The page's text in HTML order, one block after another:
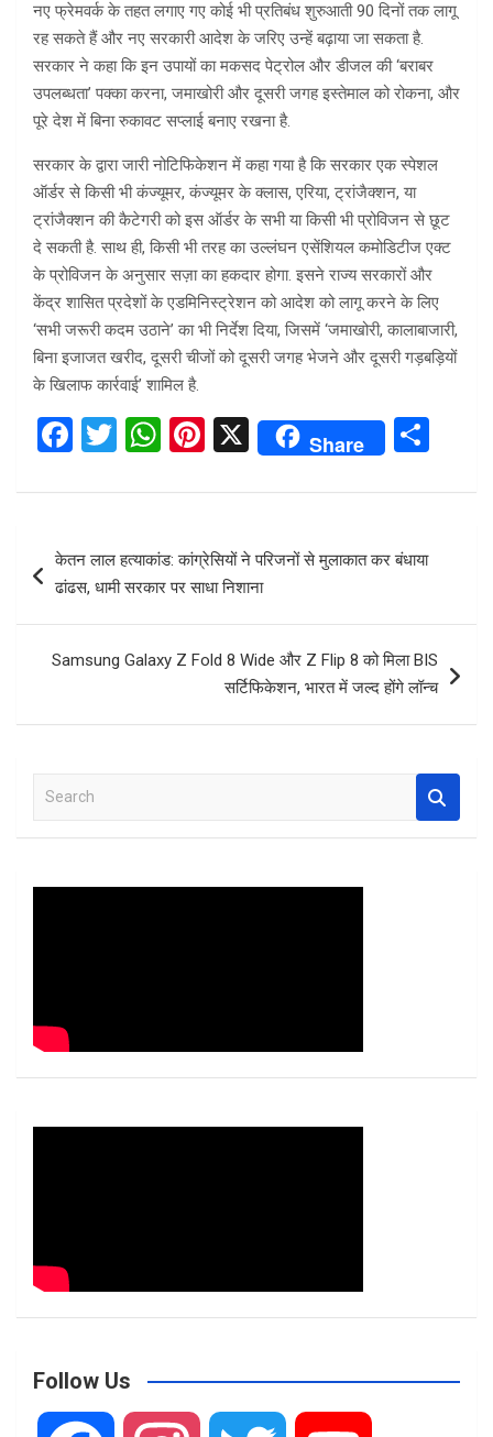
नए फ्रेमवर्क के तहत लगाए गए कोई भी प्रतिबंध शुरुआती 90 दिनों तक लागू
रह सकते हैं और नए सरकारी आदेश के जरिए उन्हें बढ़ाया जा सकता है.
सरकार ने कहा कि इन उपायों का मकसद पेट्रोल और डीजल की ‘बराबर
उपलब्धता’ पक्का करना, जमाखोरी और दूसरी जगह इस्तेमाल को रोकना, और
पूरे देश में बिना रुकावट सप्लाई बनाए रखना है.
सरकार के द्वारा जारी नोटिफिकेशन में कहा गया है कि सरकार एक स्पेशल
ऑर्डर से किसी भी कंज्यूमर, कंज्यूमर के क्लास, एरिया, ट्रांजैक्शन, या
ट्रांजैक्शन की कैटेगरी को इस ऑर्डर के सभी या किसी भी प्रोविजन से छूट
दे सकती है. साथ ही, किसी भी तरह का उल्लंघन एसेंशियल कमोडिटीज एक्ट
के प्रोविजन के अनुसार सज़ा का हकदार होगा. इसने राज्य सरकारों और
केंद्र शासित प्रदेशों के एडमिनिस्ट्रेशन को आदेश को लागू करने के लिए
‘सभी जरूरी कदम उठाने’ का भी निर्देश दिया, जिसमें ‘जमाखोरी, कालाबाजारी,
बिना इजाजत खरीद, दूसरी चीजों को दूसरी जगह भेजने और दूसरी गड़बड़ियों
के खिलाफ कार्रवाई’ शामिल है.
F
ce
o
k
T
tt
W
at
A
p
Pi
er
es
t
X Share
ar
navigation
केतन लाल हत्याकांड: कांग्रेसियों ने परिजनों से मुलाकात कर बंधाया
ढांढस, धामी सरकार पर साधा निशाना
Samsung Galaxy Z Fold 8 Wide और Z Flip 8 को मिला BIS
सर्टिफिकेशन, भारत में जल्द होंगे लॉन्च
a
Follow Us